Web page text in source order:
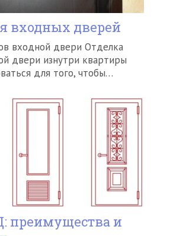
входных дверей
входной двери Отделка
двери изнутри квартиры
для того, чтобы…
преимущества и